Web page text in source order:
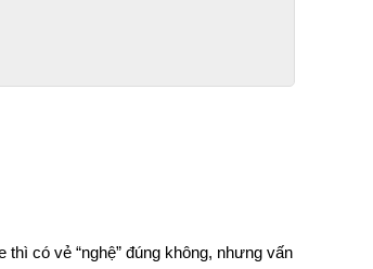
có vẻ “nghệ” đúng không, nhưng vấn